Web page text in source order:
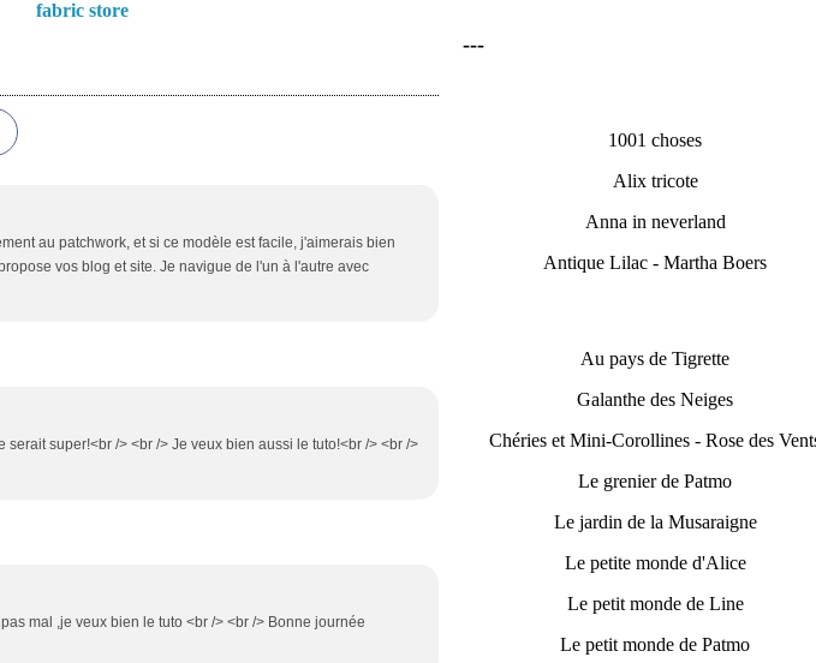
fabric store
au patchwork, et si ce modèle est facile, j'aimerais bien
vos blog et site. Je navigue de l'un à l'autre avec
super!<br /> <br /> Je veux bien aussi le tuto!<br /> <br />
mal ,je veux bien le tuto <br /> <br /> Bonne journée
---
1001 choses
Alix tricote
Anna in neverland
Antique Lilac - Martha Boers
Au pays de Tigrette
Galanthe des Neiges
Chéries et Mini-Corollines - Rose des
Le grenier de Patmo
Le jardin de la Musaraigne
Le petite monde d'Alice
Le petit monde de Line
Le petit monde de Patmo